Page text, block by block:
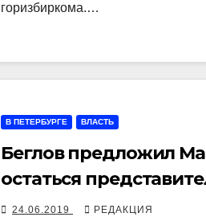
горизбиркома.…
В ПЕТЕРБУРГЕ ВЛАСТЬ
Беглов предложил
остаться
Петербурга в СФ
24.06.2019 РЕДАКЦИЯ